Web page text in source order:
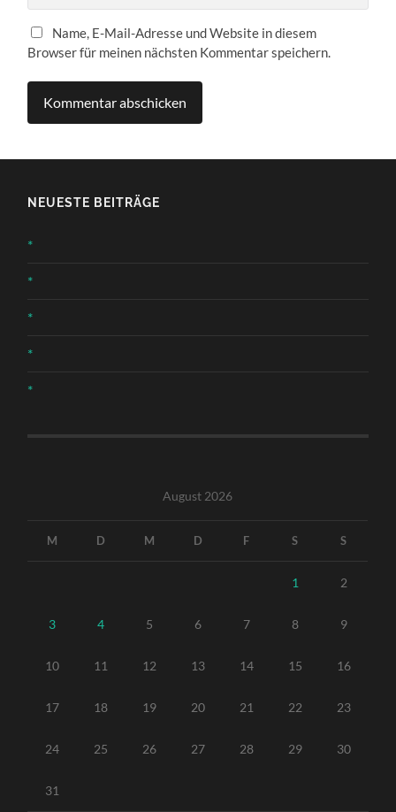
Name, E-Mail-Adresse und Website in diesem
Browser für meinen nächsten Kommentar speichern.
NEUESTE BEITRÄGE
*
*
*
*
*
August 2026
M D M D F S S
1 2
3 4 5 6 7 8 9
10 11 12 13 14 15 16
17 18 19 20 21 22 23
24 25 26 27 28 29 30
31